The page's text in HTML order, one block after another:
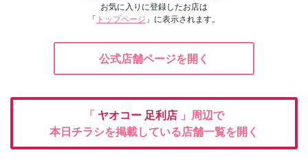
お気に入りに登録したお店は
「 トップページ 」に表示されます。
公式店舗ページを開く
「 ヤオコー 足利店 」周辺で
本日チラシを掲載している店舗一覧を開く